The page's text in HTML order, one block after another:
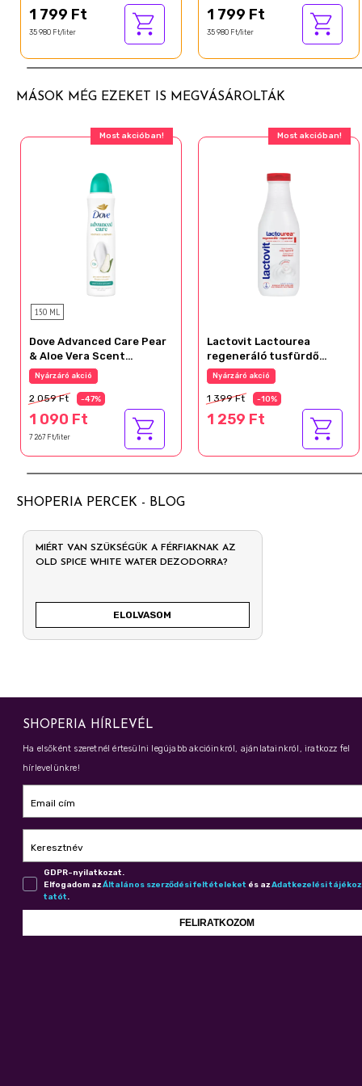
CI 19140
1 799 Ft
35 980 Ft/liter
1 799 Ft
35 980 Ft/liter
MÁSOK MÉG EZEKET IS MEGVÁSÁROLTÁK
Most akcióban!
150 ML
Dove Advanced Care Pear
& Aloe Vera Scent
izzadásgátló 150 ml
Nyárzáró akció
2 059 Ft -47%
1 090 Ft
7 267 Ft/liter
Most akcióban!
Lactovit Lactourea
regeneráló tusfürdő
rendkívül száraz bőrre
600 ml
Nyárzáró akció
1 399 Ft -10%
1 259 Ft
SHOPERIA PERCEK - BLOG
MIÉRT VAN SZÜKSÉGÜK A FÉRFIAKNAK AZ
OLD SPICE WHITE WATER DEZODORRA?
ELOLVASOM
SHOPERIA HÍRLEVÉL
Ha elsőként szeretnél értesülni legújabb akcióinkról, ajánlatainkról, iratkozz fel
hírlevelünkre!
Email cím
Keresztnév
GDPR-nyilatkozat.
Elfogadom azÁl­ta­lá­nos szer­ző­dé­si fel­té­te­le­ket és azAdat­ke­ze­lé­si
ta­tót.
FELIRATKOZOM